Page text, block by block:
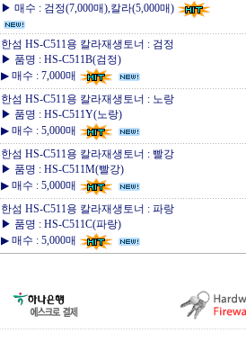
▶ 매수 : 검정(7,000매),칼라(5,000매)
한섬 HS-C511용 칼라재생토너 : 검정
▶ 품명 : HS-C511B(검정)
▶ 매수 : 7,000매
한섬 HS-C511용 칼라재생토너 : 노랑
▶ 품명 : HS-C511Y(노랑)
▶ 매수 : 5,000매
한섬 HS-C511용 칼라재생토너 : 빨강
▶ 품명 : HS-C511M(빨강)
▶ 매수 : 5,000매
한섬 HS-C511용 칼라재생토너 : 파랑
▶ 품명 : HS-C511C(파랑)
▶ 매수 : 5,000매